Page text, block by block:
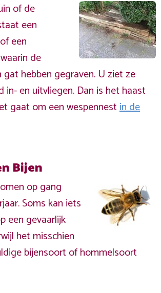
of de
een
een
de
gat hebben gegraven. U ziet ze
in- en uitvliegen. Dan is het haast
gaat om een wespennestin de
Bijen
op gang
Soms kan iets
een gevaarlijk
het misschien
bijensoort of hommelsoort